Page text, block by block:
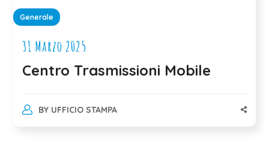
Generale
31 Marzo 2025
Centro Trasmissioni Mobile
BY UFFICIO STAMPA